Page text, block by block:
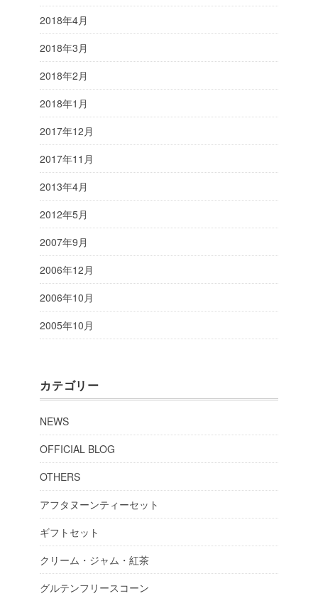
2018年4月
2018年3月
2018年2月
2018年1月
2017年12月
2017年11月
2013年4月
2012年5月
2007年9月
2006年12月
2006年10月
2005年10月
カテゴリー
NEWS
OFFICIAL BLOG
OTHERS
アフタヌーンティーセット
ギフトセット
クリーム・ジャム・紅茶
グルテンフリースコーン